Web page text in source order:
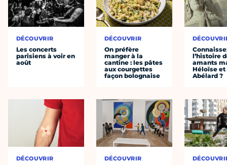
DÉCOUVRIR
Les concerts
parisiens à voir en
août
DÉCOUVRIR
DÉCOUVRIR
On préfère
manger à la
cantine : les pâtes
aux courgettes
façon bolognaise
DÉCOUVRIR
l’histoire
amants
Héloïse et
Abélard ?